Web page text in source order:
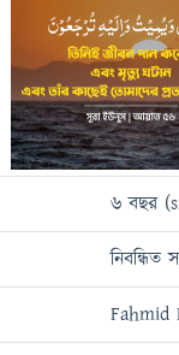
6 বছর
নিবন্ধিত
Fahmid